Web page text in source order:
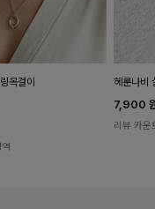
목걸이 헤룬나비
7,900
리뷰 카운